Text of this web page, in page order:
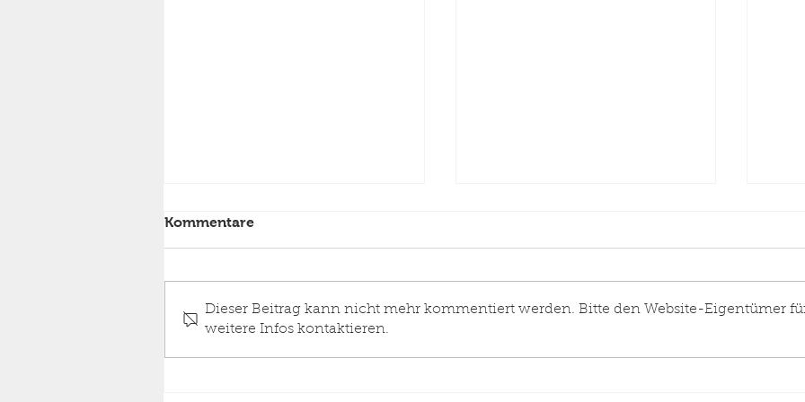
Einsatz Feuer Wohnhaus,
Neues
Kommentare
Dieser Beitrag kann nicht mehr kommentiert werden. Bitte den Website-Eigentümer
weitere Infos kontaktieren.